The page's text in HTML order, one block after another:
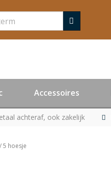
Accessoires
achteraf, ook zakelijk
5 hoesje